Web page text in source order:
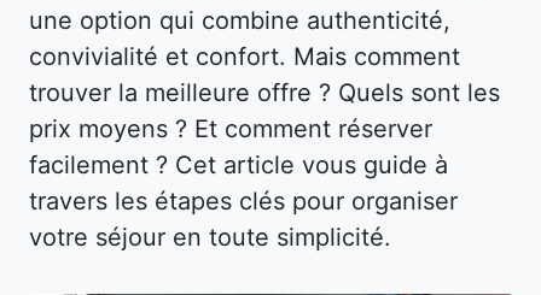
une option qui combine authenticité,
convivialité et confort. Mais comment
trouver la meilleure offre ? Quels sont les
prix moyens ? Et comment réserver
facilement ? Cet article vous guide à
travers les étapes clés pour organiser
votre séjour en toute simplicité.